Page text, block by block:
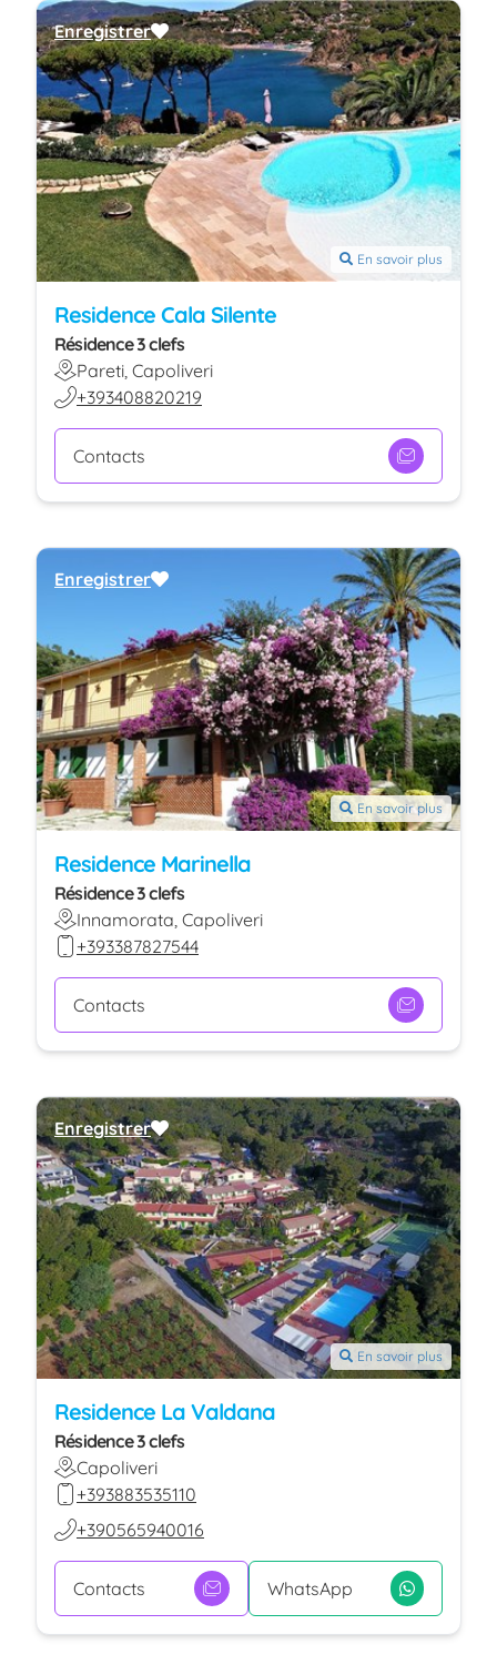
En savoir plus
Residence Cala Silente
Résidence 3 clefs
Pareti, Capoliveri
+393408820219
Contacts
Enregistrer
En savoir plus
Residence Marinella
Résidence 3 clefs
Innamorata, Capoliveri
+393387827544
Contacts
Enregistrer
En savoir plus
Residence La Valdana
Résidence 3 clefs
Capoliveri
+393883535110
+390565940016
Contacts WhatsApp
Enregistrer